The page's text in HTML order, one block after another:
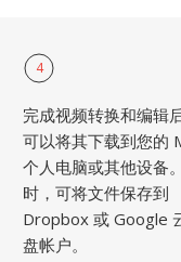
4
完成视频转换和编辑
可以将其下载到您的
个人电脑或其他设备
时，可将文件保存到
Dropbox 或 Google
盘帐户。